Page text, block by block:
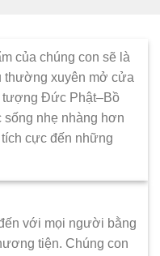
của chúng con sẽ là
thường xuyên mở cửa
tượng Đức Phật–Bồ
sống nhẹ nhàng hơn
cực đến những
với mọi người bằng
tiện. Chúng con